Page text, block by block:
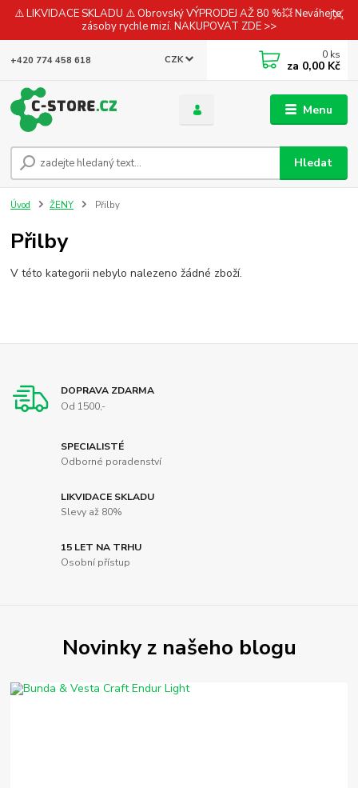
⚠️ LIKVIDACE SKLADU ⚠️ Obrovský VÝPRODEJ AŽ 80 %💥 Neváhejte,
zásoby rychle mizí. NAKUPOVAT ZDE >>
Menu
CZK
Hledat
+420 774 458 618 0 ks
za 0,00 Kč
Úvod ŽENY Přilby
Přilby
V této kategorii nebylo nalezeno žádné zboží.
DOPRAVA ZDARMA
Od 1500,-
SPECIALISTÉ
Odborné poradenství
LIKVIDACE SKLADU
Slevy až 80%
15 LET NA TRHU
Osobní přístup
Novinky z našeho blogu